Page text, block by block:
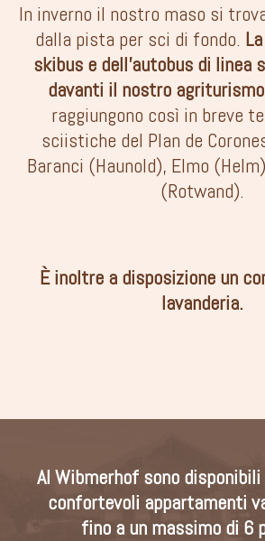
In inverno il nostro maso si
dalla pista per sci di fondo.
skibus e dell’autobus di linea
davanti il nostro
raggiungono così in breve
sciistiche del Plan de
Baranci (Haunold), Elmo
(Rotwand).
È inoltre a disposizione un
lavanderia.
Al Wibmerhof sono
confortevoli appartamenti
fino a un massimo di 6